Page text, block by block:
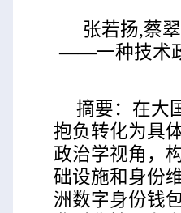
张若扬,蔡
——一种技术
摘要：在大
抱负转化为具
政治学视角，
础设施和身份
洲数字身份钱